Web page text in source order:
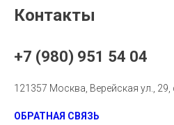
Контакты
+7 (980) 951 54 04
121357 Москва, Верейская ул., 29,
ОБРАТНАЯ СВЯЗЬ